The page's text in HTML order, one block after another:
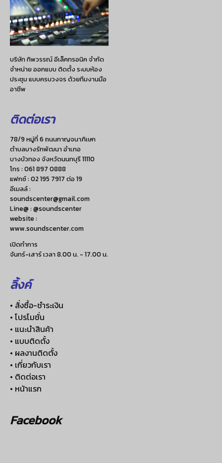
บริษัท ทิพวรรณ์ อีเล็คทรอนิค จำกัด
จำหน่าย ออกแบบ ติดตั้ง ระบบห้อง
ประชุม แบบครบวงจร ด้วยทีมงานมือ
อาชีพ
ติดต่อเรา
78/9 หมู่ที่ 6 ถนนกาญจนาภิเษก
ตำบลบางรักพัฒนา อำเภอ
บางบัวทอง จังหวัดนนทบุรี 11110
โทร :061 897 0888
แฟกซ์ :02 195 7917 ต่อ 19
อีเมลล์ :
soundscenter@gmail.com
Line@ : @soundscenter
website :
www.soundscenter.com
เปิดทำการ
จันทร์-เสาร์ เวลา 8.00 น. - 17.00 น.
ลิ้งค์
• สั่งซื้อ-ชำระเงิน
• โปรโมชั่น
• แนะนำสินค้า
• แบบติดตั้ง
• ผลงานติดตั้ง
• เกี่ยวกับเรา
• ติดต่อเรา
• หน้าแรก
Facebook